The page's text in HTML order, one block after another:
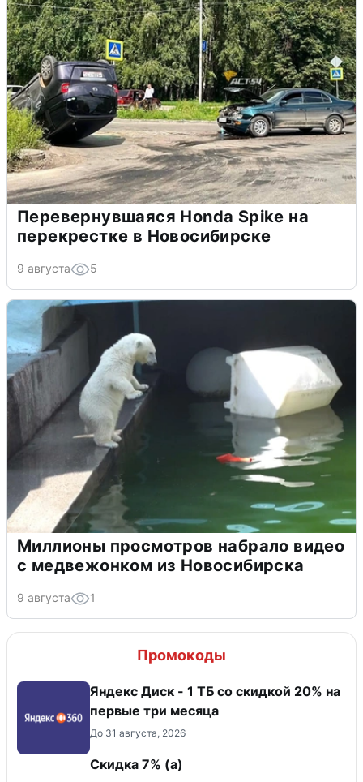
Перевернувшаяся Honda Spike на
перекрестке в Новосибирске
9 августа 5
Миллионы просмотров набрало видео
с медвежонком из Новосибирска
9 августа 1
Промокоды
Яндекс Диск - 1 ТБ со скидкой 20% на
первые три месяца
До 31 августа, 2026
Скидка ​7% (а)